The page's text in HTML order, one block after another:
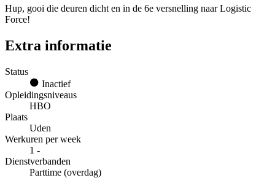
Hup, gooi die deuren dicht en in de 6e versnelling naar Logistic
Force!
Extra informatie
Status
Inactief
Opleidingsniveaus
HBO
Plaats
Uden
Werkuren per week
1 -
Dienstverbanden
Parttime (overdag)